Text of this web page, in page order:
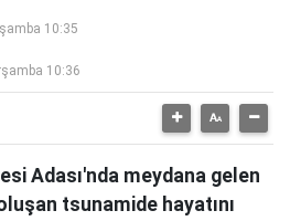
10:35
10:36
Adası'nda meydana gelen
tsunamide hayatını